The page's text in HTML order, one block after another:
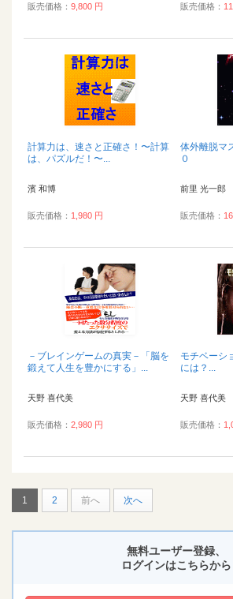
販売価格： 9,800 円 販売価格：
計算力は、速さと正確さ！〜計算
は、パズルだ！〜...
濱 和博
販売価格： 1,980 円
体外離脱マ
０
前里 光一郎
販売価格：
－ブレインゲームの真実－「脳を
鍛えて人生を豊かにする」...
天野 喜代美
販売価格： 2,980 円
モチベーシ
には？...
天野 喜代美
販売価格：
1 2 前へ 次へ
無料ユーザー登録、
ログインはこちらから